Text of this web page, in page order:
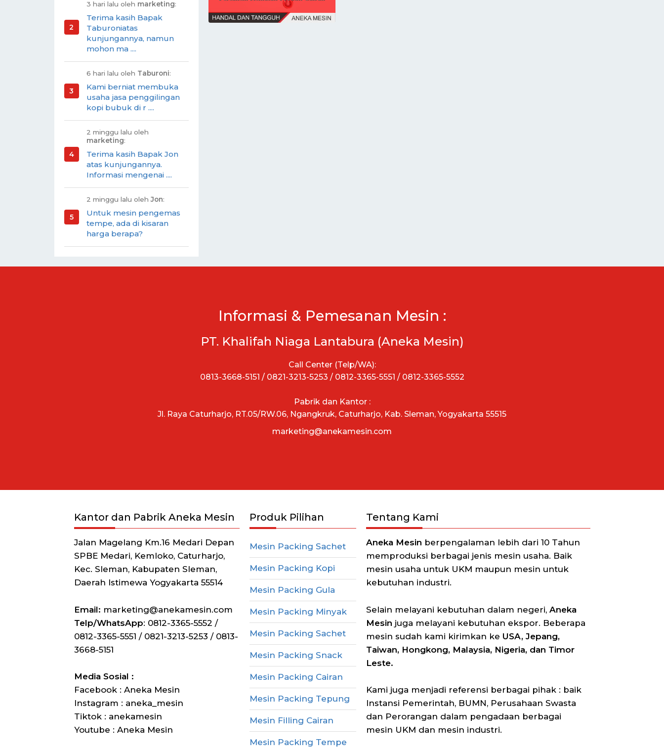
3 hari lalu oleh marketing:
Terima kasih Bapak
Taburoniatas
kunjungannya, namun
mohon ma ....
6 hari lalu oleh Taburoni:
Kami berniat membuka
usaha jasa penggilingan
kopi bubuk di r ....
2 minggu lalu oleh
marketing:
Terima kasih Bapak Jon
atas kunjungannya.
Informasi mengenai ....
2 minggu lalu olehJon:
Untuk mesin pengemas
tempe, ada di kisaran
harga berapa?
Informasi & Pemesanan Mesin :
PT. Khalifah Niaga Lantabura (Aneka Mesin)
Call Center (Telp/WA):
0813-3668-5151 / 0821-3213-5253 / 0812-3365-5551 / 0812-3365-5552
Pabrik dan Kantor :
Jl. Raya Caturharjo, RT.05/RW.06, Ngangkruk, Caturharjo, Kab. Sleman, Yogyakarta 55515
marketing@anekamesin.com
Kantor dan Pabrik Aneka Mesin
Jalan Magelang Km.16 Medari Depan
SPBE Medari, Kemloko, Caturharjo,
Kec. Sleman, Kabupaten Sleman,
Daerah Istimewa Yogyakarta 55514
Email: marketing@anekamesin.com
Telp/WhatsApp: 0812-3365-5552 /
0812-3365-5551 / 0821-3213-5253 / 0813-
3668-5151
Media Sosial :
Facebook : Aneka Mesin
Instagram : aneka_mesin
Tiktok : anekamesin
Youtube : Aneka Mesin
Produk Pilihan
Mesin Packing Sachet
Mesin Packing Kopi
Mesin Packing Gula
Mesin Packing Minyak
Mesin Packing Sachet
Mesin Packing Snack
Mesin Packing Cairan
Mesin Packing Tepung
Mesin Filling Cairan
Mesin Packing Tempe
Tentang Kami
Aneka Mesin berpengalaman lebih dari 10 Tahun
memproduksi berbagai jenis mesin usaha. Baik
mesin usaha untuk UKM maupun mesin untuk
kebutuhan industri.
Selain melayani kebutuhan dalam negeri,Aneka
Mesin juga melayani kebutuhan ekspor. Beberapa
mesin sudah kami kirimkan ke USA, Jepang,
Taiwan, Hongkong, Malaysia, Nigeria, dan Timor
Leste.
Kami juga menjadi referensi berbagai pihak : baik
Instansi Pemerintah, BUMN, Perusahaan Swasta
dan Perorangan dalam pengadaan berbagai
mesin UKM dan mesin industri.